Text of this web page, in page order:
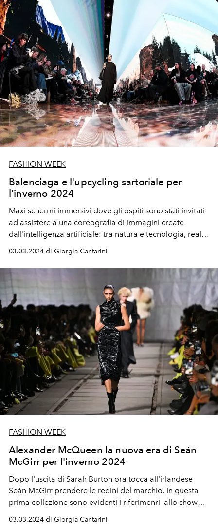
FASHION WEEK
Balenciaga e l'upcycling sartoriale per
l'inverno 2024
Maxi schermi immersivi dove gli ospiti sono stati invitati
ad assistere a una coreografia di immagini create
dall'intelligenza artificiale: tra natura e tecnologia, reale
un vero e proprio show esperienziale.
03.03.2024 di Giorgia Cantarini
FASHION WEEK
Alexander McQueen la nuova era di Seán
McGirr per l'inverno 2024
Dopo l'uscita di Sarah Burton ora tocca all'irlandese
Seán McGirr prendere le redini del marchio. In questa
prima collezione sono evidenti i riferimenri allo show
03.03.2024 di Giorgia Cantarini